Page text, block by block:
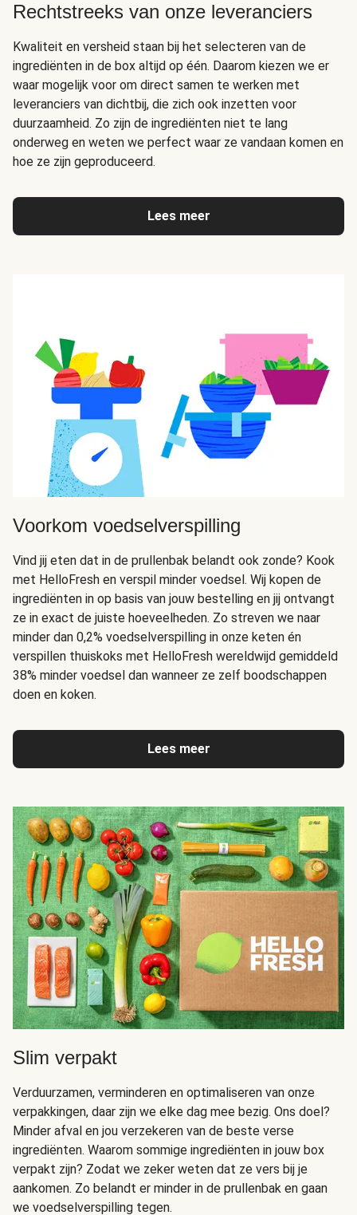
Rechtstreeks van onze leveranciers
Kwaliteit en versheid staan bij het selecteren van de
ingrediënten in de box altijd op één. Daarom kiezen we er
waar mogelijk voor om direct samen te werken met
leveranciers van dichtbij, die zich ook inzetten voor
duurzaamheid. Zo zijn de ingrediënten niet te lang
onderweg en weten we perfect waar ze vandaan komen en
hoe ze zijn geproduceerd.
Lees meer
Voorkom voedselverspilling
Vind jij eten dat in de prullenbak belandt ook zonde? Kook
met HelloFresh en verspil minder voedsel. Wij kopen de
ingrediënten in op basis van jouw bestelling en jij ontvangt
ze in exact de juiste hoeveelheden. Zo streven we naar
minder dan 0,2% voedselverspilling in onze keten én
verspillen thuiskoks met HelloFresh wereldwijd gemiddeld
38% minder voedsel dan wanneer ze zelf boodschappen
doen en koken.
Lees meer
Slim verpakt
Verduurzamen, verminderen en optimaliseren van onze
verpakkingen, daar zijn we elke dag mee bezig. Ons doel?
Minder afval en jou verzekeren van de beste verse
ingrediënten. Waarom sommige ingrediënten in jouw box
verpakt zijn? Zodat we zeker weten dat ze vers bij je
aankomen. Zo belandt er minder in de prullenbak en gaan
we voedselverspilling tegen.